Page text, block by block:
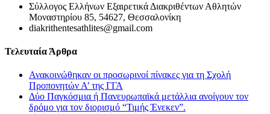
Σύλλογος Ελλήνων Εξαιρετικά Διακριθέντων Αθλητών
Μοναστηρίου 85, 54627, Θεσσαλονίκη
diakrithentesathlites@gmail.com
Τελευταία Άρθρα
Ανακοινώθηκαν οι προσωρινοί πίνακες για τη Σχολή
Προπονητών Α’ της ΓΓΑ
Δύο Παγκόσμια ή Πανευρωπαϊκά μετάλλια ανοίγουν τον
δρόμο για τον διορισμό “Τιμής Ένεκεν”.